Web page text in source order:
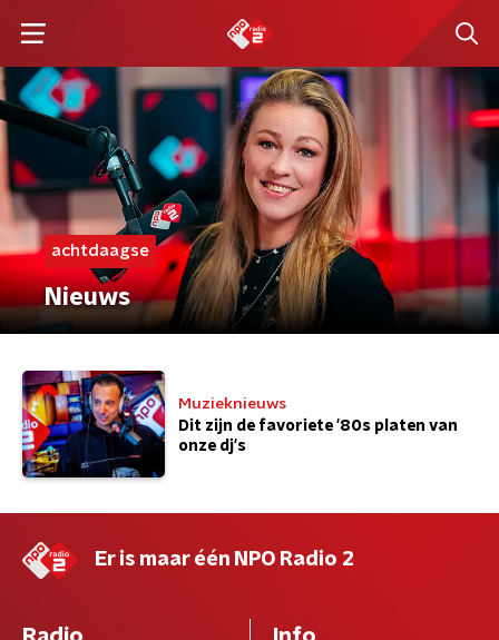
achtdaagse
Nieuws
Muzieknieuws
Dit zijn de favoriete '80s platen van
onze dj's
Er is maar één NPO Radio 2